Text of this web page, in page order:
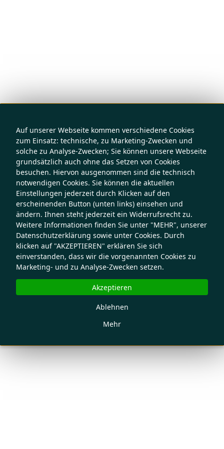
Auf unserer Webseite kommen verschiedene Cookies
zum Einsatz: technische, zu Marketing-Zwecken und
solche zu Analyse-Zwecken; Sie können unsere Webseite
grundsätzlich auch ohne das Setzen von Cookies
besuchen. Hiervon ausgenommen sind die technisch
notwendigen Cookies. Sie können die aktuellen
Einstellungen jederzeit durch Klicken auf den
erscheinenden Button (unten links) einsehen und
ändern. Ihnen steht jederzeit ein Widerrufsrecht zu.
Weitere Informationen finden Sie unter "MEHR", unserer
Datenschutzerklärung sowie unter Cookies. Durch
klicken auf "AKZEPTIEREN" erklären Sie sich
einverstanden, dass wir die vorgenannten Cookies zu
Marketing- und zu Analyse-Zwecken setzen.
Mehr
Ablehnen
Akzeptieren